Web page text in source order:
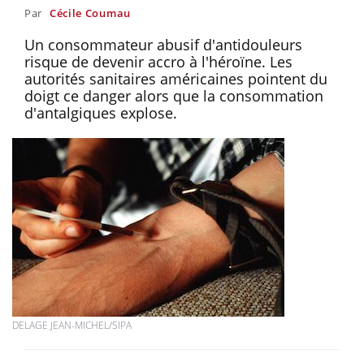
Par Cécile Coumau
Un consommateur abusif d'antidouleurs
risque de devenir accro à l'héroïne. Les
autorités sanitaires américaines pointent du
doigt ce danger alors que la consommation
d'antalgiques explose.
DELAGE JEAN-MICHEL/SIPA